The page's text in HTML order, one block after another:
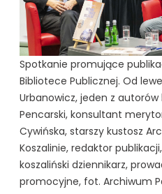
Spotkanie promujące
Bibliotece Publicznej. Od
Urbanowicz, jeden z autorów
Pencarski, konsultant
Cywińska, starszy kustosz
Koszalinie, redaktor
koszaliński dziennikarz,
promocyjne, fot. Archiwum